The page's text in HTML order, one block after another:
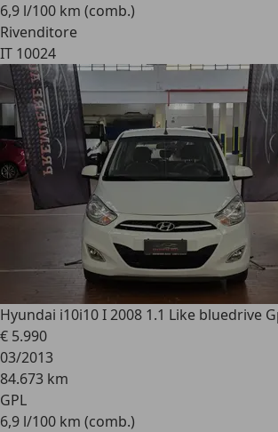
6,9 l/100 km (comb.)
Rivenditore
IT 10024
Hyundai i10i10 I 2008 1.1 Like bluedrive
€ 5.990
03/2013
84.673 km
GPL
6,9 l/100 km (comb.)